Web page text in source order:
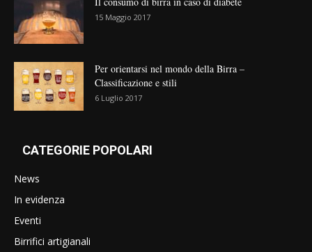
15 Maggio 2017
Per orientarsi nel mondo della Birra –
Classificazione e stili
6 Luglio 2017
CATEGORIE POPOLARI
News
In evidenza
Eventi
Birrifici artigianali